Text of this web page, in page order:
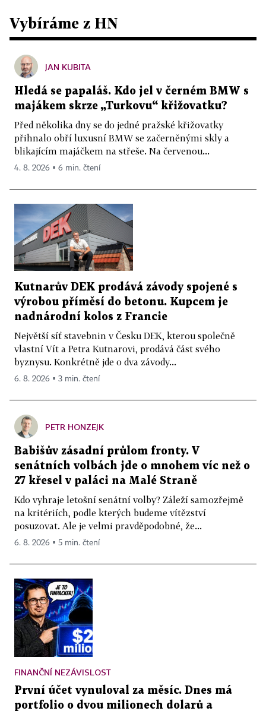
Vybíráme z HN
JAN KUBITA
Hledá se papaláš. Kdo jel v černém BMW s
majákem skrze „Turkovu“ křižovatku?
Před několika dny se do jedné pražské křižovatky
přihnalo obří luxusní BMW se začerněnými skly a
blikajícím majáčkem na střeše. Na červenou...
4. 8. 2026 ▪ 6 min. čtení
Kutnarův DEK prodává závody spojené s
výrobou příměsí do betonu. Kupcem je
nadnárodní kolos z Francie
Největší síť stavebnin v Česku DEK, kterou společně
vlastní Vít a Petra Kutnarovi, prodává část svého
byznysu. Konkrétně jde o dva závody...
6. 8. 2026 ▪ 3 min. čtení
PETR HONZEJK
Babišův zásadní průlom fronty. V
senátních volbách jde o mnohem víc než o
27 křesel v paláci na Malé Straně
Kdo vyhraje letošní senátní volby? Záleží samozřejmě
na kritériích, podle kterých budeme vítězství
posuzovat. Ale je velmi pravděpodobné, že...
6. 8. 2026 ▪ 5 min. čtení
FINANČNÍ NEZÁVISLOST
První účet vynuloval za měsíc. Dnes má
portfolio o dvou milionech dolarů a